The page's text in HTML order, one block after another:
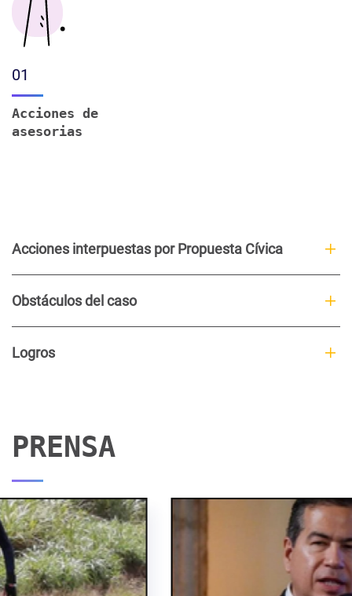
01
Acciones de
asesorias
Acciones interpuestas por Propuesta Cívica
Obstáculos del caso
Logros
PRENSA